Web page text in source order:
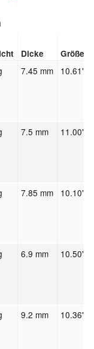
Dicke Größe
7.45 mm 10.61"
7.5 mm 11.00"
7.85 mm 10.10"
6.9 mm 10.50"
9.2 mm 10.36"